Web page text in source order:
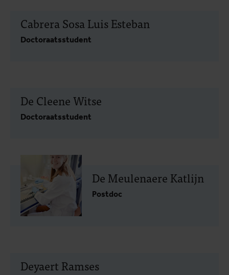
Cabrera Sosa Luis Esteban
Doctoraatsstudent
De Cleene Witse
Doctoraatsstudent
De Meulenaere Katlijn
Postdoc
Deyaert Ramses